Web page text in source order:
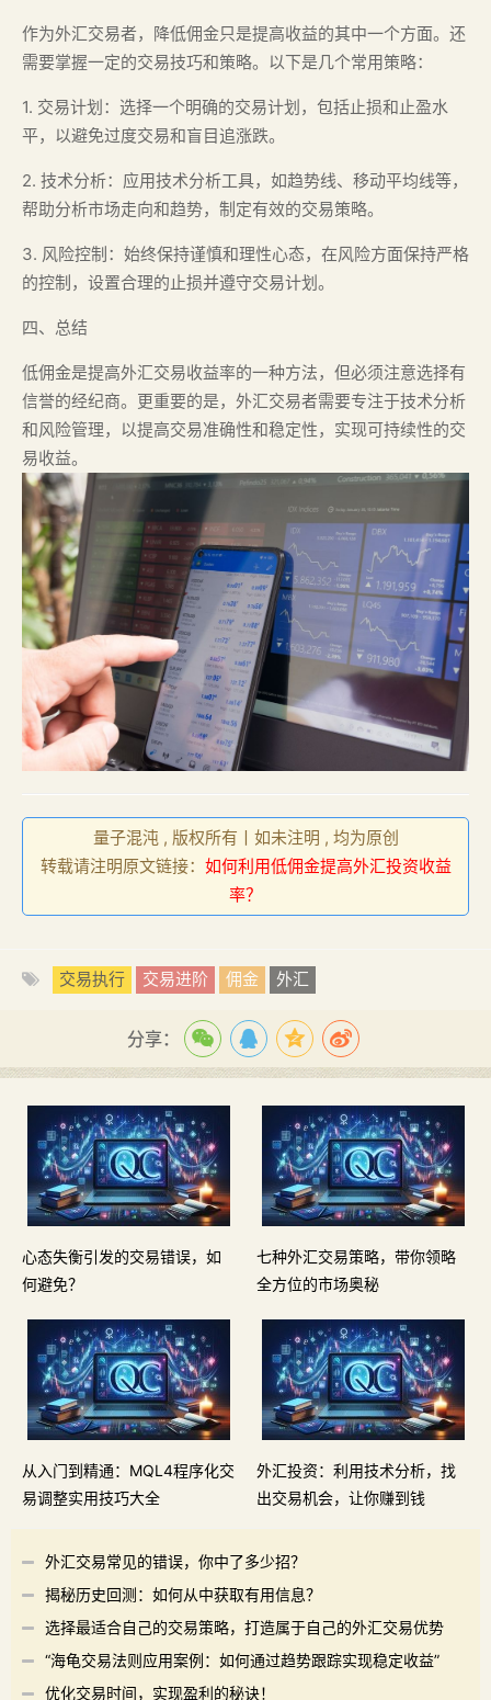
作为外汇交易者，降低佣金只是提高收益的其中一个方面。还
需要掌握一定的交易技巧和策略。以下是几个常用策略：
1. 交易计划：选择一个明确的交易计划，包括止损和止盈水
平，以避免过度交易和盲目追涨跌。
2. 技术分析：应用技术分析工具，如趋势线、移动平均线等，
帮助分析市场走向和趋势，制定有效的交易策略。
3. 风险控制：始终保持谨慎和理性心态，在风险方面保持严格
的控制，设置合理的止损并遵守交易计划。
四、总结
低佣金是提高外汇交易收益率的一种方法，但必须注意选择有
信誉的经纪商。更重要的是，外汇交易者需要专注于技术分析
和风险管理，以提高交易准确性和稳定性，实现可持续性的交
易收益。
量子混沌 , 版权所有丨如未注明 , 均为原创
转载请注明原文链接： 如何利用低佣金提高外汇投资收益
率？
交易执行 交易进阶 佣金 外汇
分享：
心态失衡引发的交易错误，如
何避免？
七种外汇交易策略，带你领略
全方位的市场奥秘
从入门到精通：MQL4程序化交
易调整实用技巧大全
外汇投资：利用技术分析，找
出交易机会，让你赚到钱
外汇交易常见的错误，你中了多少招？
揭秘历史回测：如何从中获取有用信息？
选择最适合自己的交易策略，打造属于自己的外汇交易优势
“海龟交易法则应用案例：如何通过趋势跟踪实现稳定收益”
优化交易时间，实现盈利的秘诀！